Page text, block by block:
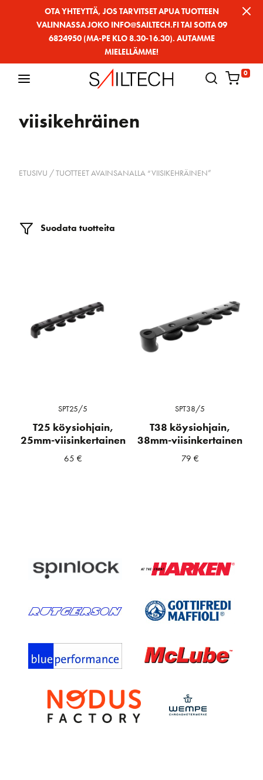
OTA YHTEYTTÄ, JOS TARVITSET APUA TUOTTEEN
VALINNASSA JOKO INFO@SAILTECH.FI TAI SOITA 09
6824950 (MA-PE KLO 8.30-16.30). AUTAMME
MIELELLÄMME!
0
viisikehräinen
ETUSIVU / TUOTTEET AVAINSANALLA “VIISIKEHRÄINEN”
Suodata tuotteita
SPT25/5
T25 köysiohjain,
25mm-viisinkertainen
65 €
SPT38/5
T38 köysiohjain,
38mm-viisinkertainen
79 €